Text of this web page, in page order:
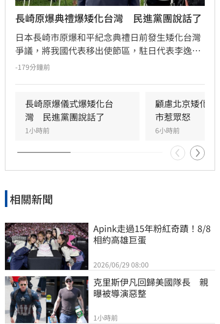
長崎原爆典禮爆矮化台灣　民進黨團說話了
日本長崎市原爆和平紀念典禮日前發生矮化台灣
爭議，將我國代表移出使節區，駐日代表李逸洋
拒絕出席以捍衛國格。民進黨發言人林楚茵對此
隙。林楚茵強調，台灣始終致力於維護世界和
平，台日關係深厚，不該因外力介入受影響。
-179分鐘前
長崎原爆儀式爆矮化台
灣　民進黨團說話了
1小時前
顧慮北京矮化
市惹眾怒
6小時前
相關新聞
Apink走過15年粉紅奇蹟！8/8
相約高雄巨蛋
2026/06/29 08:00
克里斯伊凡回歸美國隊長　親
曝被導演惡整
1小時前